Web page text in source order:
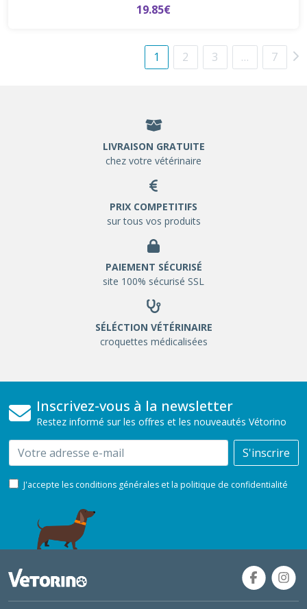
19.85€
1 2 3 … 7
LIVRAISON GRATUITE
chez votre vétérinaire
PRIX COMPETITIFS
sur tous vos produits
PAIEMENT SÉCURISÉ
site 100% sécurisé SSL
SÉLÉCTION VÉTÉRINAIRE
croquettes médicalisées
Inscrivez-vous à la newsletter
Restez informé sur les offres et les nouveautés Vétorino
Email S'inscrire
J'accepte les conditions générales et la politique de confidentialité